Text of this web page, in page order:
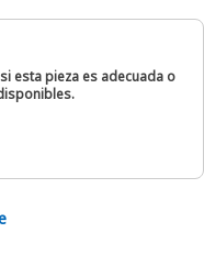
esta pieza es adecuada o